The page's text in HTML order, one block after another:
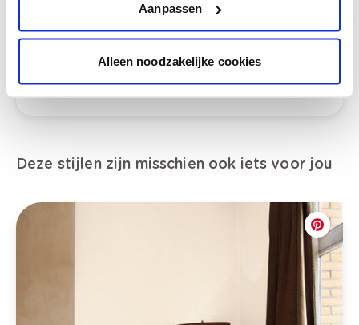
Aanpassen
Alleen noodzakelijke cookies
Bekijk er de bijhorende tinten om je kleur
te verfijnen.
Krijg persoonlijk advies om kleuren te
combineren.
Deze stijlen zijn misschien ook iets voor jou